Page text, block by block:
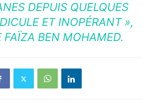
DEPUIS QUELQUES
ET INOPÉRANT »,
FAÏZA BEN MOHAMED.